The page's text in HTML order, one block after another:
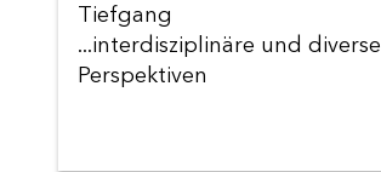
Tiefgang
...interdisziplinäre und diverse
Perspektiven